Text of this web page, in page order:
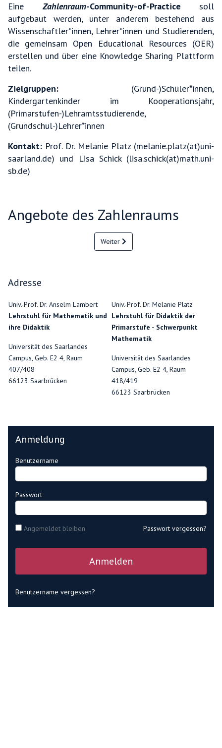
Eine Zahlenraum-Community-of-Practice soll
aufgebaut werden, unter anderem bestehend aus
Wissen­schaftler*innen, Lehrer*innen und Studierenden,
die gemeinsam Open Educational Resources (OER)
erstellen und über eine Knowledge Sharing Plattform
teilen.
Zielgruppen: (Grund-)Schüler*innen,
Kindergartenkinder im Kooperationsjahr,
(Primarstufen-)Lehramtsstudierende,
(Grundschul-)Lehrer*innen
Kontakt: Prof. Dr. Melanie Platz (melanie.platz(at)uni-
saarland.de) und Lisa Schick (lisa.schick(at)math.uni-
sb.de)
Angebote des Zahlenraums
Weiter
Adresse
Univ.-Prof. Dr. Anselm Lambert
Lehrstuhl für Mathematik und
ihre Didaktik
Universität des Saarlandes
Campus, Geb. E2 4, Raum
407/408
66123 Saarbrücken
Univ.-Prof. Dr. Melanie Platz
Lehrstuhl für Didaktik der
Primarstufe - Schwerpunkt
Mathematik
Universität des Saarlandes
Campus, Geb. E2 4, Raum
418/419
66123 Saarbrücken
Anmeldung
Benutzername
Passwort
Angemeldet bleiben Passwort vergessen?
Anmelden
Benutzername vergessen?